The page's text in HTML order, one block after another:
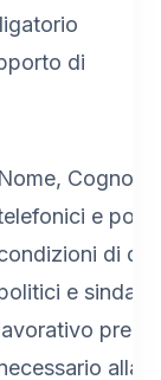
di
Nome,
e
di
e
alla